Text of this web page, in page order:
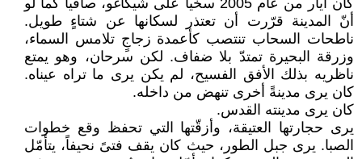
كان أيار من عام 2005 سخياً على شيكاغو، صافياً كما لو
أنّ المدينة قرّرت أن تعتذر لسكانها عن شتاءٍ طويل.
ناطحات السحاب تنتصب كأعمدة زجاجٍ تلامس السماء،
وزرقة البحيرة تمتدّ بلا ضفاف. لكن سرحان، وهو يمتع
ناظريه بذلك الأفق الفسيح، لم يكن يرى ما تراه عيناه.
كان يرى مدينةً أخرى تنهض من داخله.
كان يرى مدينته القدس.
يرى حجارتها العتيقة، وأزقّتها التي تحفظ وقع خطوات
الصبا. يرى جبل الطور، حيث كان يقف فتىً نحيفاً، يتأمّل